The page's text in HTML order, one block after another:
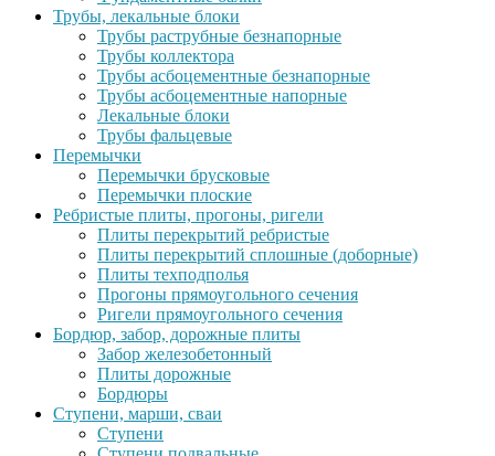
Трубы, лекальные блоки
Трубы раструбные безнапорные
Трубы коллектора
Трубы асбоцементные безнапорные
Трубы асбоцементные напорные
Лекальные блоки
Трубы фальцевые
Перемычки
Перемычки брусковые
Перемычки плоские
Ребристые плиты, прогоны, ригели
Плиты перекрытий ребристые
Плиты перекрытий сплошные (доборные)
Плиты техподполья
Прогоны прямоугольного сечения
Ригели прямоугольного сечения
Бордюр, забор, дорожные плиты
Забор железобетонный
Плиты дорожные
Бордюры
Ступени, марши, сваи
Ступени